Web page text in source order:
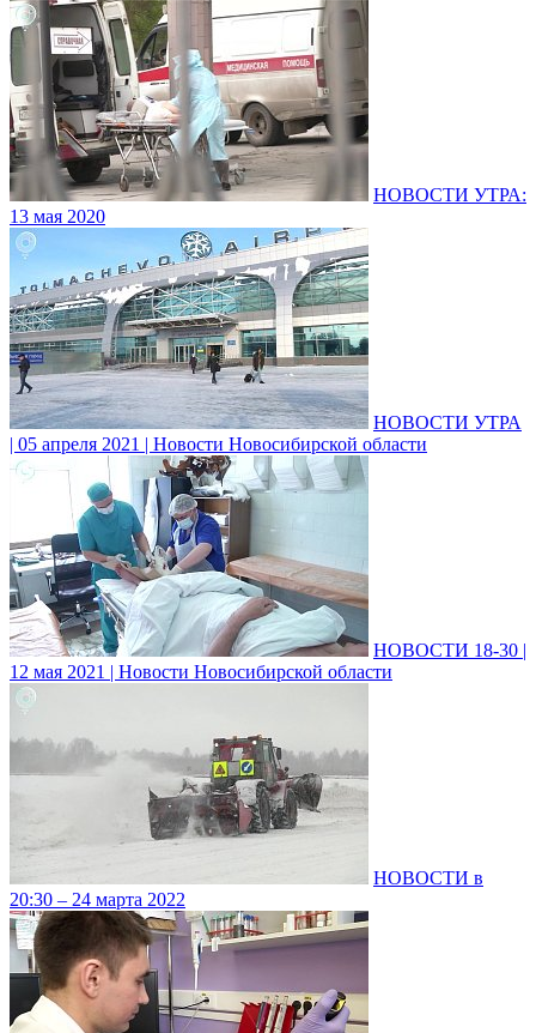
НОВОСТИ УТРА:
13 мая 2020
НОВОСТИ УТРА
| 05 апреля 2021 | Новости Новосибирской области
НОВОСТИ 18-30 |
12 мая 2021 | Новости Новосибирской области
НОВОСТИ в
20:30 – 24 марта 2022